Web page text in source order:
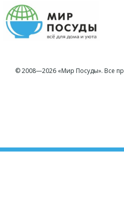
© 2008—2026 «Мир Посуды». Все